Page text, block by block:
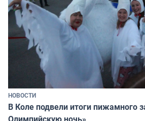
НОВОСТИ
В Коле подвели итоги пижамного